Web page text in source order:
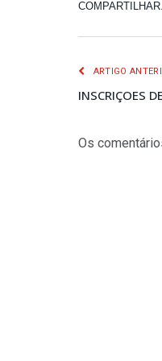
COMPARTILHAR.
ARTIGO
INSCRIÇOES
Os